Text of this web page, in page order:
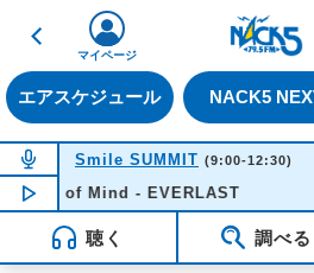
戻る
エアスケジュール NACK5
マイページ
NOW ON AIR
Smile SUMMIT (9:00-12:30)
NOW PLAYING11:02
of Mind - EVERLAST
聴く 調べる